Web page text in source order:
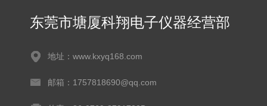
东莞市塘厦科翔电子仪器经营部
地址：www.kxyq168.com
邮箱：1757818690@qq.com